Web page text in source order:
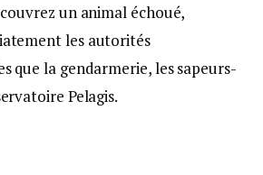
un animal échoué,
les autorités
que la gendarmerie, les sapeurs-
Pelagis.